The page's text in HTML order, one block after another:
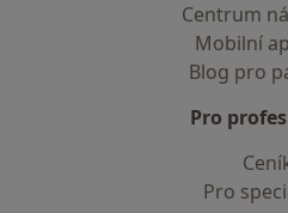
Centrum
Mobilní
Blog pro
Pro
Pro